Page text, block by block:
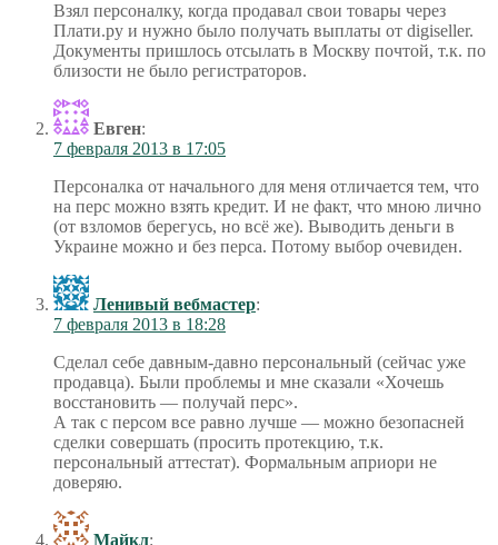
Взял персоналку, когда продавал свои товары через
Плати.ру и нужно было получать выплаты от digiseller.
Документы пришлось отсылать в Москву почтой, т.к. по
близости не было регистраторов.
Евген:
7 февраля 2013 в 17:05
Персоналка от начального для меня отличается тем, что
на перс можно взять кредит. И не факт, что мною лично
(от взломов берегусь, но всё же). Выводить деньги в
Украине можно и без перса. Потому выбор очевиден.
Ленивый вебмастер:
7 февраля 2013 в 18:28
Сделал себе давным-давно персональный (сейчас уже
продавца). Были проблемы и мне сказали «Хочешь
восстановить — получай перс».
А так с персом все равно лучше — можно безопасней
сделки совершать (просить протекцию, т.к.
персональный аттестат). Формальным априори не
доверяю.
Майкл: